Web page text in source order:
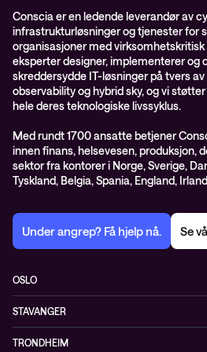
Conscia er en ledende leverandør av
infrastrukturløsninger og tjenester for
organisasjoner med
eksperter designer, implementerer og
skreddersydde IT-løsninger på tvers
observability og hybrid sky, og vi
hele deres teknologiske livssyklus.
Med rundt 1700 ansatte betjener
innen finans, helsevesen, produksjon,
sektor fra kontorer i Norge, Sverige,
Tyskland, Belgia, Spania, England,
Under angrep? Få hjelp nå. Se
OSLO
0185 Oslo
Norge
STAVANGER
TRONDHEIM